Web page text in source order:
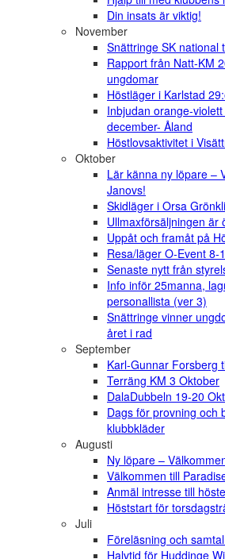
Din insats är viktig!
November
Snättringe SK national
Rapport från Natt-KM
ungdomar
Höstläger i Karlstad
Inbjudan orange-
december- Åland
Höstlovsaktivitet i
Oktober
Lär känna ny löpare –
Janovs!
Skidläger i Orsa
Ullmaxförsäljningen är
Uppåt och framåt på
Resa/läger O-Event 8-
Senaste nytt från
Info inför 25manna,
personallista (ver 3)
Snättringe vinner
året i rad
September
Karl-Gunnar Forsberg
Terräng KM 3 Oktober
DalaDubbeln 19-20
Dags för provning och
klubbkläder
Augusti
Ny löpare –
Välkommen till
Anmäl intresse till
Höststart för
Juli
Föreläsning och
Halvtid för Huddinge